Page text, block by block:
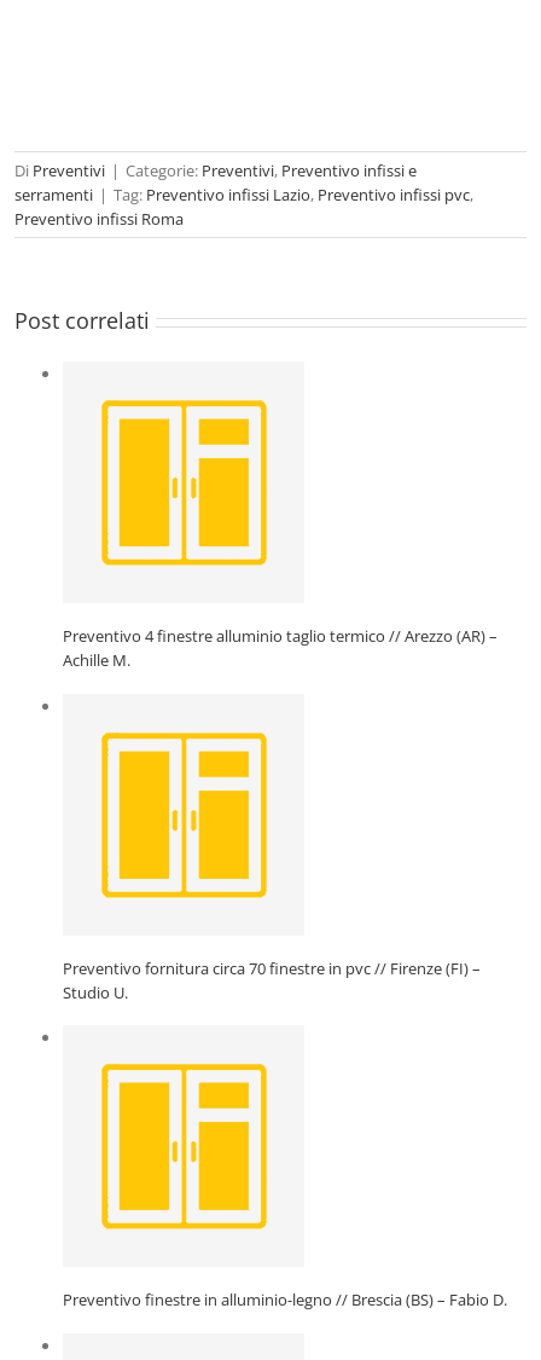
Di Preventivi | Categorie: Preventivi, Preventivo infissi e
serramenti | Tag: Preventivo infissi Lazio, Preventivo infissi pvc,
Preventivo infissi Roma
Post correlati
Preventivo 4 finestre alluminio taglio termico // Arezzo (AR) –
Achille M.
Preventivo fornitura circa 70 finestre in pvc // Firenze (FI) –
Studio U.
Preventivo finestre in alluminio-legno // Brescia (BS) – Fabio D.